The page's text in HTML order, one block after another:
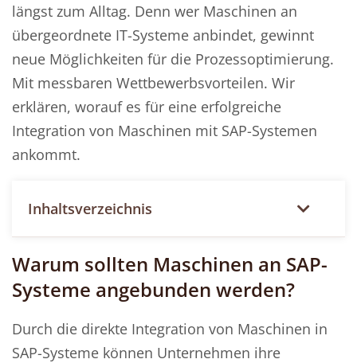
längst zum Alltag. Denn wer Maschinen an
übergeordnete IT-Systeme anbindet, gewinnt
neue Möglichkeiten für die Prozessoptimierung.
Mit messbaren Wettbewerbsvorteilen. Wir
erklären, worauf es für eine erfolgreiche
Integration von Maschinen mit SAP-Systemen
ankommt.
Inhaltsverzeichnis
Warum sollten Maschinen an SAP-
Systeme angebunden werden?
Durch die direkte Integration von Maschinen in
SAP-Systeme können Unternehmen ihre